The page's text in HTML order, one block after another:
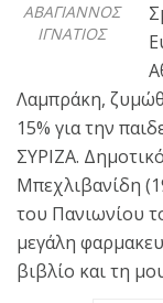
ΑΒΑΓΙΑΝΝΟΣ
ΙΓΝΑΤΙΟΣ
Λαμπράκη,
15% για την
ΣΥΡΙΖΑ.
Μπεχλιβανίδη
του Πανιωνίου
μεγάλη
βιβλίο και τη